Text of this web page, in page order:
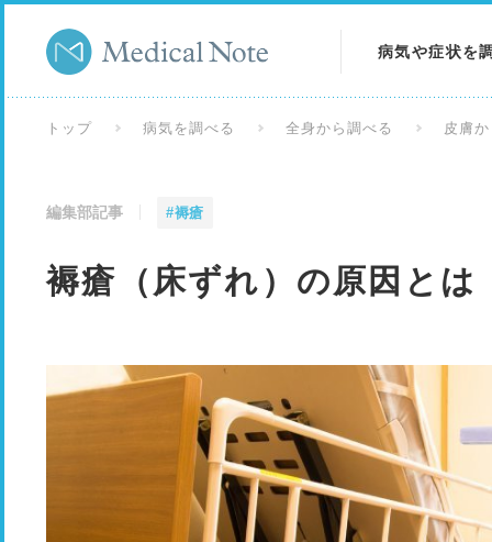
病気や症状を
トップ 病気を調べる 全身から調べる 皮膚
編集部記事 #褥瘡
褥瘡（床ずれ）の原因とは